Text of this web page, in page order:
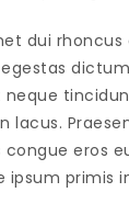
dui
neque
congue eros
primis